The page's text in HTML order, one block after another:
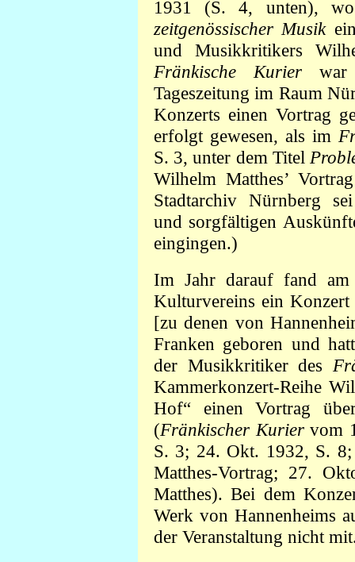
1931 (S. 4, unten),
zeitgenössischer Musikein
und Musikkritikers
Fränkische Kurierwar
Tageszeitung im Raum
Konzerts einen Vortrag
erfolgt gewesen, als im
S. 3, unter dem Titel
Wilhelm Matthes’
Stadtarchiv Nürnberg
und sorgfältigen
eingingen.)
Im Jahr darauf fand
Kulturvereins ein
[zu denen von
Franken geboren und
der Musikkritiker des
Kammerkonzert-Reihe
Hof“ einen Vortrag
(Fränkischer Kuriervom
S. 3; 24. Okt. 1932, S.
Matthes-Vortrag; 27.
Matthes). Bei dem
Werk von Hannenheims
der Veranstaltung nicht